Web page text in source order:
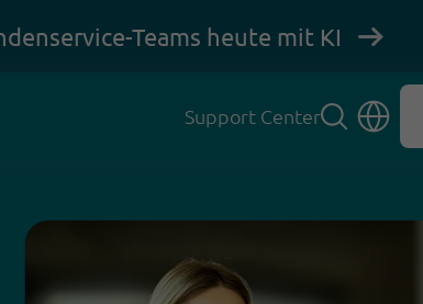
Teams heute mit KI
Support Center